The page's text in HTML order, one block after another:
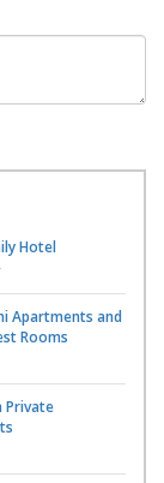
Hotel
Apartments and
Rooms
Private